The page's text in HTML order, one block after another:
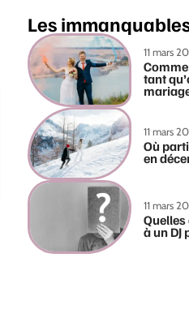
Les
11 mars
tant
11 mars
Où
en
11 mars
à un